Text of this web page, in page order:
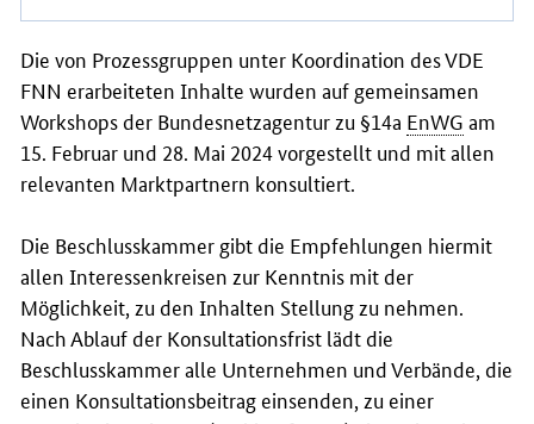
Die von Prozessgruppen unter Koordination des VDE
FNN erarbeiteten Inhalte wurden auf gemeinsamen
Workshops der Bundesnetzagentur zu §14a EnWG am
15. Februar und 28. Mai 2024 vorgestellt und mit allen
relevanten Marktpartnern konsultiert.
Die Beschlusskammer gibt die Empfehlungen hiermit
allen Interessenkreisen zur Kenntnis mit der
Möglichkeit, zu den Inhalten Stellung zu nehmen.
Nach Ablauf der Konsultationsfrist lädt die
Beschlusskammer alle Unternehmen und Verbände, die
einen Konsultationsbeitrag einsenden, zu einer